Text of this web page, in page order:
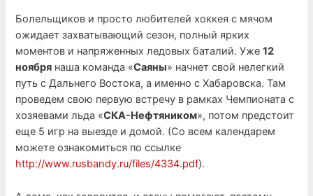
Болельщиков и просто любителей хоккея с мячом
ожидает захватывающий сезон, полный ярких
моментов и напряженных ледовых баталий. Уже12
ноября наша команда «Саяны» начнет свой нелегкий
путь с Дальнего Востока, а именно с Хабаровска. Там
проведем свою первую встречу в рамках Чемпионата с
хозяевами льда «СКА-Нефтяником», потом предстоит
еще 5 игр на выезде и домой. (Со всем календарем
можете ознакомиться по ссылке
http://www.rusbandy.ru/files/4334.pdf).